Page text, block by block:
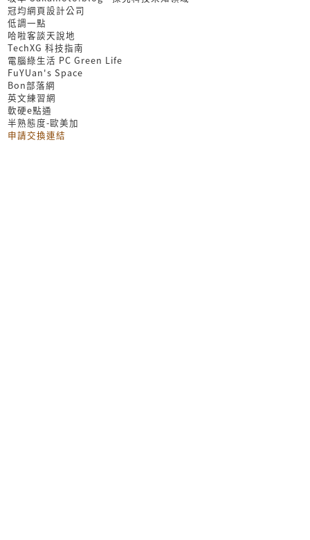
冠均網頁設計公司
低調一點
哈啦客談天說地
TechXG 科技指南
電腦綠生活 PC Green Life
FuYUan's Space
Bon部落網
英文練習網
軟硬e點通
半熟態度-歐美加
申請交換連結